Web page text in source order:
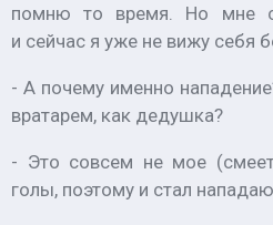
помню то время. Но мне
и сейчас я уже не вижу себя
- А почему именно
вратарем, как дедушка?
- Это совсем не мое (
голы, поэтому и стал